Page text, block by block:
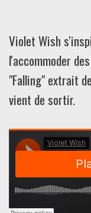
Violet Wish
l'accommoder
"Falling" extrait
vient de sortir.